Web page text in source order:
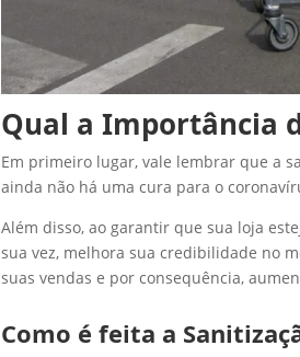
Qual a Importância
Em primeiro lugar, vale lembrar que a
ainda não há uma cura para o
Além disso, ao garantir que sua loja
sua vez, melhora sua credibilidade no
suas vendas e por consequência,
Como é feita a